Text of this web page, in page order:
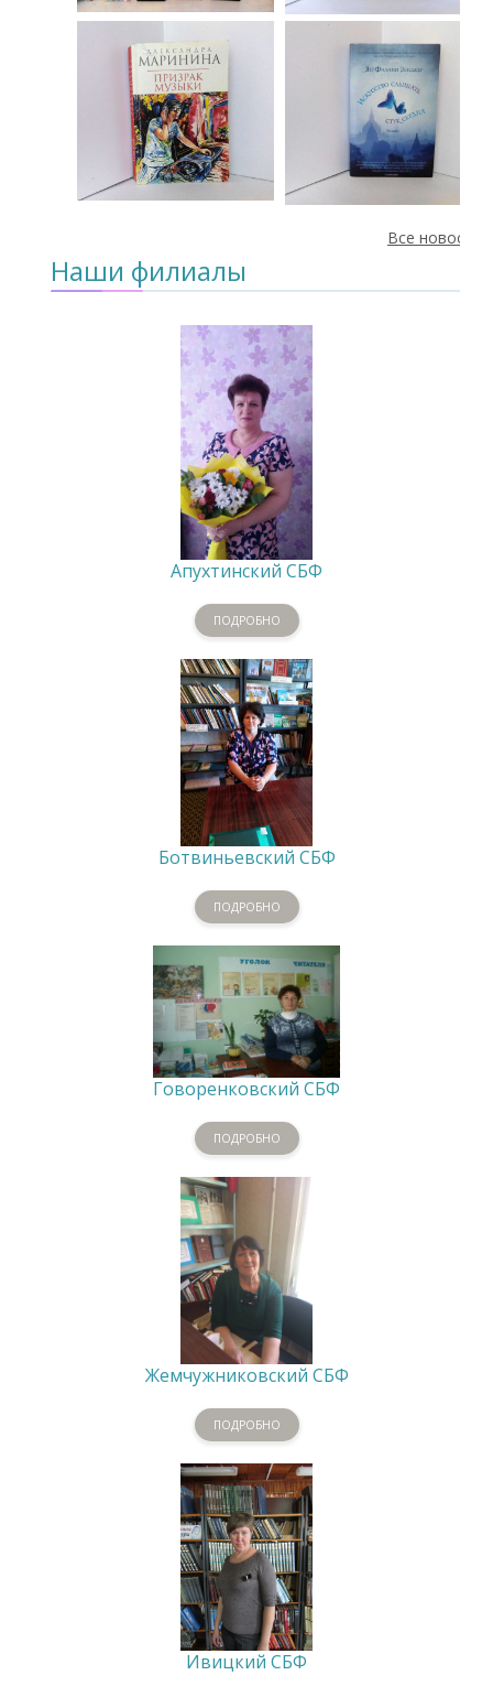
Все новости
Наши филиалы
Апухтинский СБФ
ПОДРОБНО
Ботвиньевский СБФ
ПОДРОБНО
Говоренковский СБФ
ПОДРОБНО
Жемчужниковский СБФ
ПОДРОБНО
Ивицкий СБФ